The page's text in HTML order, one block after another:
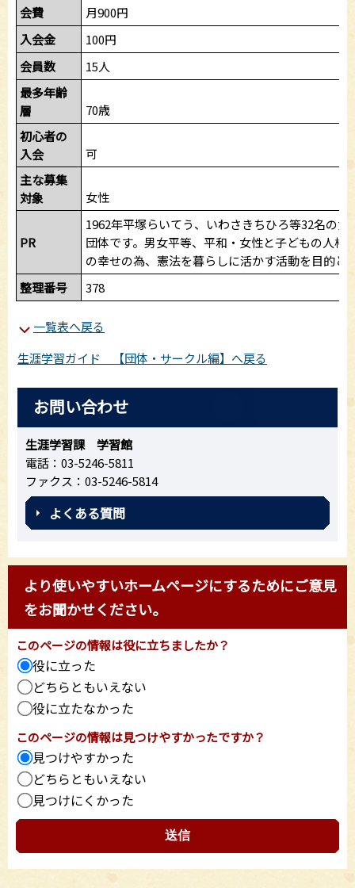
会費
月900円
入会金
100円
会員数
15人
最多年齢
層
70歳
初心者の
入会
可
主な募集
対象
女性
PR
1962年平塚らいてう、いわさきちひろ等32名の
団体です。男女平等、平和・女性と子どもの人権
の幸せの為、憲法を暮らしに活かす活動を目的と
整理番号
378
一覧表へ戻る
生涯学習ガイド 【団体・サークル編】へ戻る
お問い合わせ
生涯学習課 学習館
電話：03-5246-5811
ファクス：03-5246-5814
よくある質問
より使いやすいホームページにするためにご意見
をお聞かせください。
このページの情報は役に立ちましたか？
役に立った
どちらともいえない
役に立たなかった
このページの情報は見つけやすかったですか？
見つけやすかった
どちらともいえない
見つけにくかった